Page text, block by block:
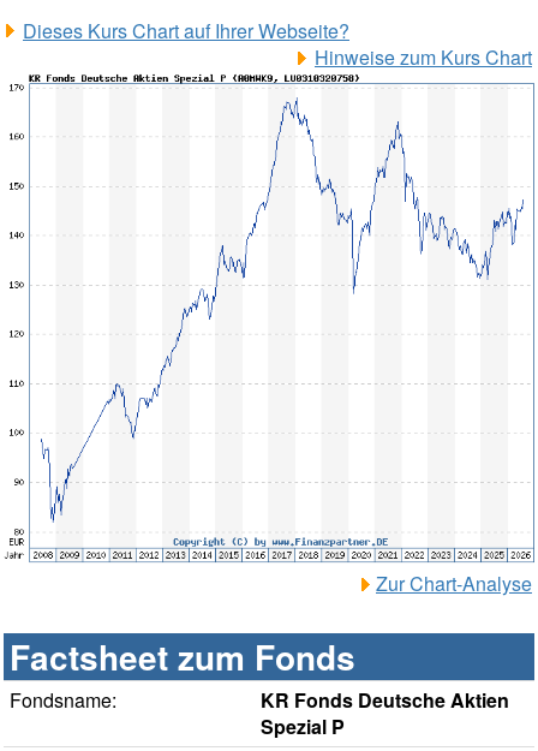
Dieses Kurs Chart auf Ihrer Webseite?
Hinweise zum Kurs Chart
Zur Chart-Analyse
Factsheet zum Fonds
Fondsname:
KR Fonds Deutsche Aktien
Spezial P